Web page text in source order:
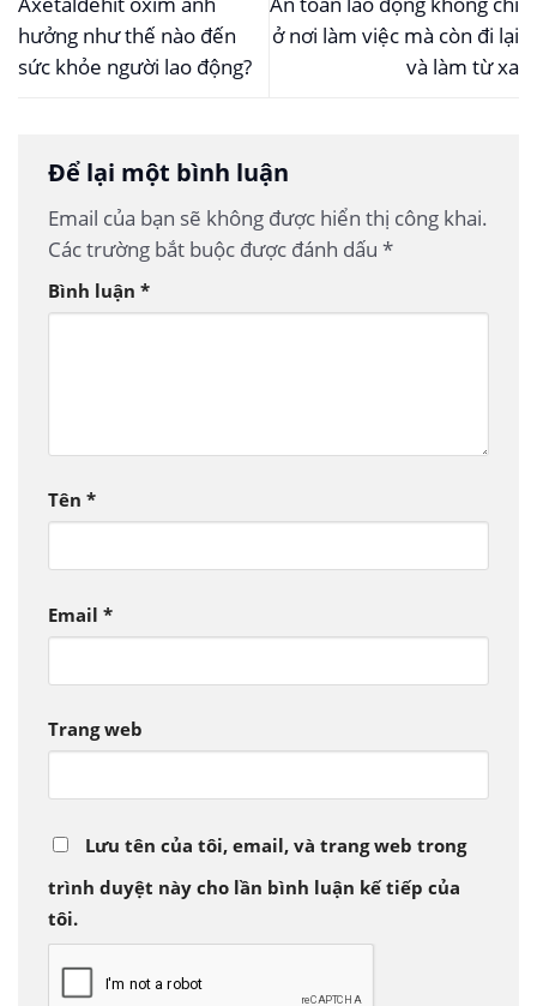
hưởng như thế nào đến
sức khỏe người lao động?
ở nơi làm việc mà còn đi lại
và làm từ xa
Để lại một bình luận
Email của bạn sẽ không được hiển thị công khai.
Các trường bắt buộc được đánh dấu *
Bình luận *
Tên *
Email *
Trang web
Lưu tên của tôi, email, và trang web trong
trình duyệt này cho lần bình luận kế tiếp của
tôi.